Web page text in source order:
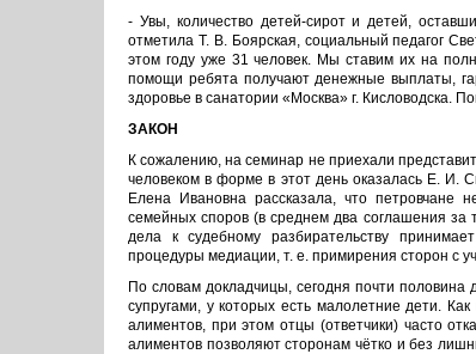
- Увы, количество детей-сирот и детей,
отметила Т. В. Боярская, социальный педагог
этом году уже 31 человек. Мы ставим их на
помощи ребята получают денежные выплаты,
здоровье в санатории «Москва» г. Кисловодска.
ЗАКОН
К сожалению, на семинар не приехали
человеком в форме в этот день оказалась Е. И.
Елена Ивановна рассказала, что
семейных споров (в среднем два соглашения за
дела к судебному разбирательству
процедуры медиации, т. е. примирения сторон с
По словам докладчицы, сегодня почти
супругами, у которых есть малолетние дети.
алиментов, при этом отцы (ответчики) часто
алиментов позволяют сторонам чётко и без